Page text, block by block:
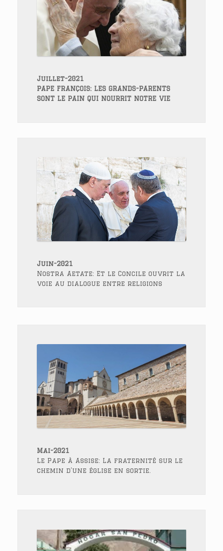
Juillet-2021
PAPE FRANÇOIS: LES GRANDS-PARENTS
SONT LE PAIN QUI NOURRIT NOTRE VIE
Juin-2021
Nostra Aetate: Et le Concile ouvrit la
voie au dialogue entre religions
Mai-2021
Le Pape à Assise: La fraternité sur le
chemin d’une église en sortie.